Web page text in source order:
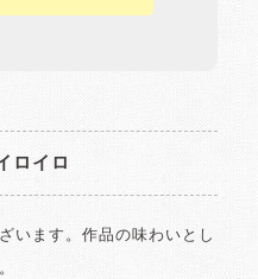
ロイロ
います。作品の味わいとし